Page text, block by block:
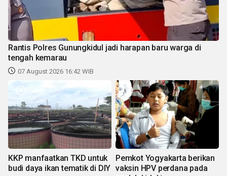
Rantis Polres Gunungkidul jadi harapan baru warga di
tengah kemarau
07 August 2026 16:42 WIB
KKP manfaatkan TKD untuk
budi daya ikan tematik di DIY
Pemkot Yogyakarta berikan
vaksin HPV perdana pada